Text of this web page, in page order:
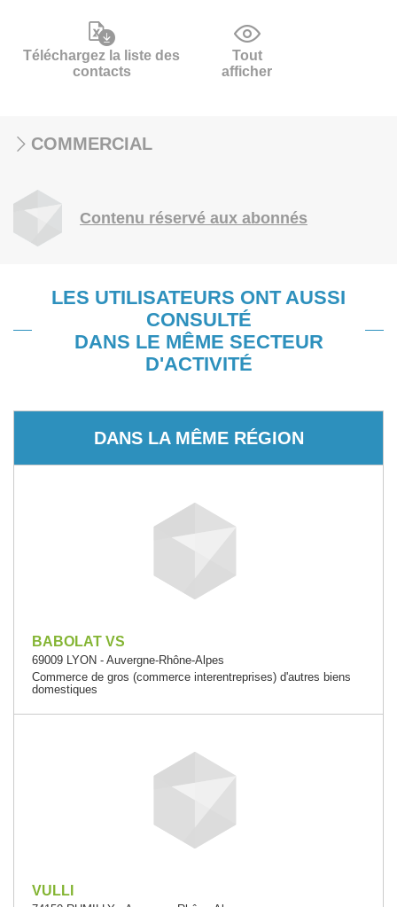
Téléchargez la liste des
contacts
Tout
afficher
COMMERCIAL
Contenu réservé aux abonnés
LES UTILISATEURS ONT AUSSI
CONSULTÉ
DANS LE MÊME SECTEUR
D'ACTIVITÉ
DANS LA MÊME RÉGION
BABOLAT VS
69009 LYON - Auvergne-Rhône-Alpes
Commerce de gros (commerce interentreprises) d'autres biens
domestiques
VULLI